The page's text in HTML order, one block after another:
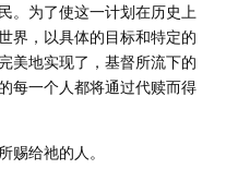
。为了使这一计划在历史上
界，以具体的目标和特定的
美地实现了，基督所流下的
每一个人都将通过代赎而得
赐给祂的人。